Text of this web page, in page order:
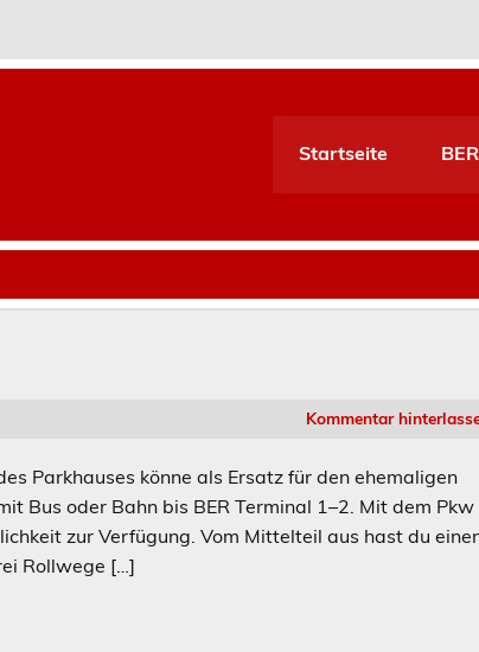
Startseite
Kommentar
Parkhauses könne als Ersatz für den ehemaligen
Bus oder Bahn bis BER Terminal 1–2. Mit dem Pkw
zur Verfügung. Vom Mittelteil aus hast du
Rollwege […]